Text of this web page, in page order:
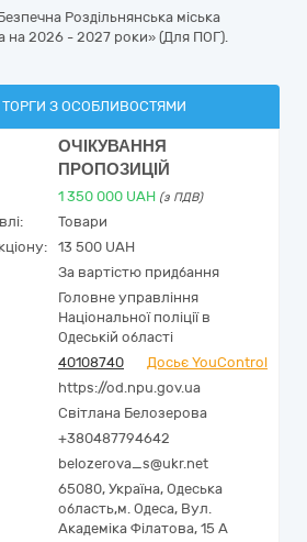
Роздільнянська міська
на 2026 - 2027 роки» (Для ПОГ).
ТОРГИ З ОСОБЛИВОСТЯМИ
ОЧІКУВАННЯ
ПРОПОЗИЦІЙ
1 350 000 UAH (з ПДВ)
Товари
13 500 UAH
За вартістю придбання
Головне управління
Національної поліції в
Одеській області
40108740
Досьє YouControl
https://od.npu.gov.ua
Світлана Белозерова
+380487794642
belozerova_s@ukr.net
65080, Україна, Одеська
область,м. Одеса, Вул.
Академіка Філатова, 15 А